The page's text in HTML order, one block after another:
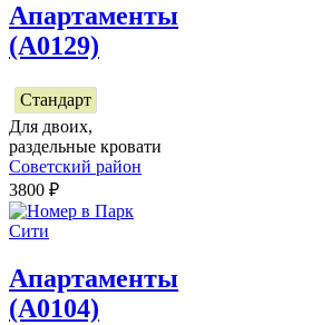
Апартаменты
(А0129)
Стандарт
Для двоих,
раздельные кровати
Советский район
3800 ₽
Апартаменты
(А0104)